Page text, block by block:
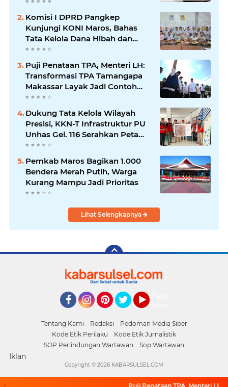
Komisi I DPRD Pangkep
Kunjungi KONI Maros, Bahas
Tata Kelola Dana Hibah dan
Penguatan Prestasi Olahraga
Puji Penataan TPA, Menteri LH:
Transformasi TPA Tamangapa
Makassar Layak Jadi Contoh
Nasional
Dukung Tata Kelola Wilayah
Presisi, KKN-T Infrastruktur PU
Unhas Gel. 116 Serahkan Peta
Batas Dusun Berbasis GIS ke
Pemkab Maros Bagikan 1.000
Bendera Merah Putih, Warga
Kurang Mampu Jadi Prioritas
Lihat Selengkapnya
Tentang Kami Redaksi
Pedoman Media Siber
Kode Etik Perilaku
Kode Etik Jurnalistik
SOP Perlindungan Wartawan
Sop Wartawan
Iklan
Copyright © 2026 KABARSULSEL.COM